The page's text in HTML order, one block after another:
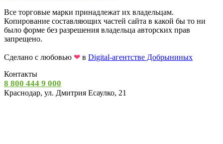
Все торговые марки принадлежат их владельцам.
Копирование составляющих частей сайта в какой бы то ни
было форме без разрешения владельца авторских прав
запрещено.
Сделано с любовью ❤ в Digital-агентстве Добрыниных
Контакты
8 800 444 9 000
Краснодар, ул. Дмитрия Есаулко, 21